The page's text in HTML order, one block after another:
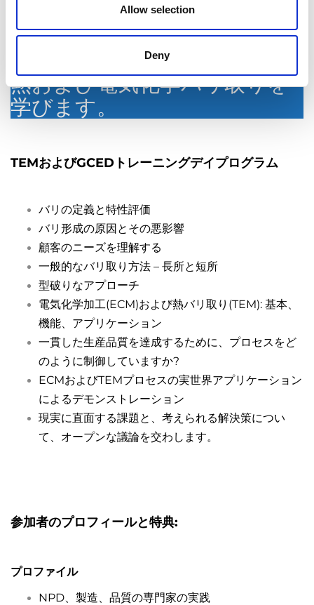
Allow selection
Deny
9月17日、バンガロールで開催
されるトレーニングデーで、
熱および電気化学バリ取りを
学びます。
TEMおよびGCEDトレーニングデイプログラム
バリの定義と特性評価
バリ形成の原因とその悪影響
顧客のニーズを理解する
一般的なバリ取り方法 – 長所と短所
型破りなアプローチ
電気化学加工(ECM)および熱バリ取り(TEM): 基本、
機能、アプリケーション
一貫した生産品質を達成するために、プロセスをど
のように制御していますか?
ECMおよびTEMプロセスの実世界アプリケーション
によるデモンストレーション
現実に直面する課題と、考えられる解決策につい
て、オープンな議論を交わします。
参加者のプロフィールと特典:
プロファイル
NPD、製造、品質の専門家の実践